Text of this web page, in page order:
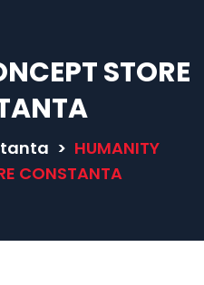
STORE
> HUMANITY
CONSTANTA